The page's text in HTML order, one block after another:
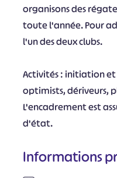
organisons des
toute l'année. Pour
l'un des deux clubs.
Activités : initiation
optimists, dériveurs,
L'encadrement est
d'état.
Informations